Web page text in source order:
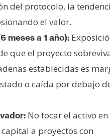
del protocolo, la
el valor.
meses a 1 año):
que el proyecto
establecidas es
o caída por debajo
No tocar el activo
a proyectos con